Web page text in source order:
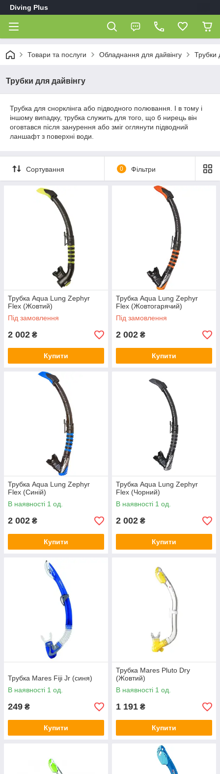
Diving Plus
Товари та послуги Обладнання для дайвінгу Трубки
Трубки для дайвінгу
Трубка для снорклінга або підводного полювання. І в тому і
іншому випадку, трубка служить для того, що б нирець він
оговтався після занурення або зміг оглянути підводний
ланшафт з поверхні води.
Сортування 0 Фільтри
Трубка Aqua Lung Zephyr
Flex (Жовтий)
Під замовлення
2 002 ₴
Купити
Трубка Aqua Lung Zephyr
Flex (Жовтогарячий)
Під замовлення
2 002 ₴
Купити
Трубка Aqua Lung Zephyr
Flex (Синій)
В наявності 1 од.
2 002 ₴
Купити
Трубка Aqua Lung Zephyr
Flex (Чорний)
В наявності 1 од.
2 002 ₴
Купити
Трубка Mares Fiji Jr (синя)
В наявності 1 од.
249 ₴
Купити
Трубка Mares Pluto Dry
(Жовтий)
В наявності 1 од.
1 191 ₴
Купити